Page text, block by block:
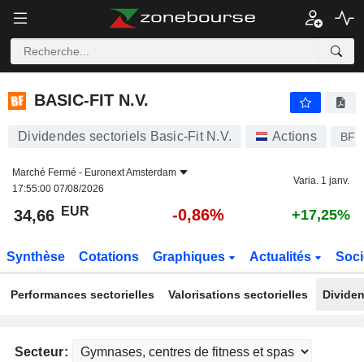
BASIC-FIT N.V.
BASIC-FIT N.V.
Dividendes sectoriels Basic-Fit N.V. Actions
Marché Fermé - Euronext Amsterdam
17:55:00 07/08/2026
Varia. 1 janv.
34,66 EUR -0,86% +17,25%
Synthèse Cotations Graphiques Actualités
Performances sectorielles Valorisations sectorielles
Secteur: